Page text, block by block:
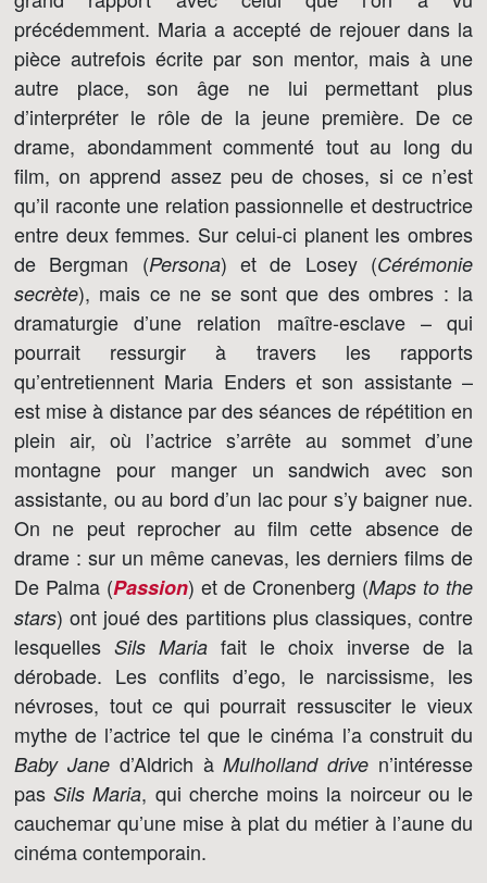
précédemment. Maria a accepté de rejouer dans la
pièce autrefois écrite par son mentor, mais à une
autre place, son âge ne lui permettant plus
d’interpréter le rôle de la jeune première. De ce
drame, abondamment commenté tout au long du
film, on apprend assez peu de choses, si ce n’est
qu’il raconte une relation passionnelle et destructrice
entre deux femmes. Sur celui-ci planent les ombres
de Bergman (Persona) et de Losey (Cérémonie
secrète), mais ce ne se sont que des ombres : la
dramaturgie d’une relation maître-esclave – qui
pourrait ressurgir à travers les rapports
qu’entretiennent Maria Enders et son assistante –
est mise à distance par des séances de répétition en
plein air, où l’actrice s’arrête au sommet d’une
montagne pour manger un sandwich avec son
assistante, ou au bord d’un lac pour s’y baigner nue.
On ne peut reprocher au film cette absence de
drame : sur un même canevas, les derniers films de
De Palma (Passion) et de Cronenberg (Maps to the
stars) ont joué des partitions plus classiques, contre
lesquelles Sils Maria fait le choix inverse de la
dérobade. Les conflits d’ego, le narcissisme, les
névroses, tout ce qui pourrait ressusciter le vieux
mythe de l’actrice tel que le cinéma l’a construit du
Baby Janed’Aldrich àMulholland drive n’intéresse
pasSils Maria, qui cherche moins la noirceur ou le
cauchemar qu’une mise à plat du métier à l’aune du
cinéma contemporain.